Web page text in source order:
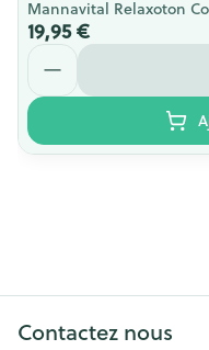
Mannavital Relaxoton
19,95 €
Quantité
Contactez nous